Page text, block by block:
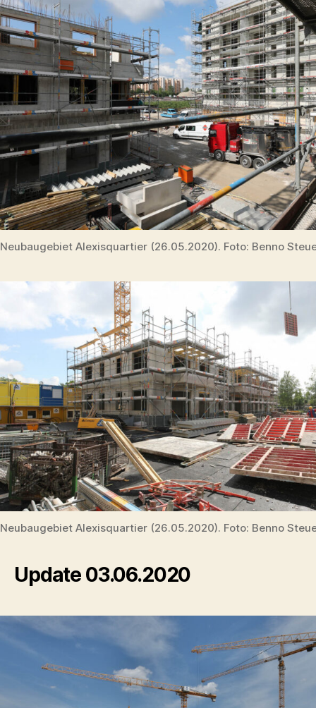
Neubaugebiet Alexisquartier (26.05.2020). Foto: Benno
Neubaugebiet Alexisquartier (26.05.2020). Foto: Benno
Update 03.06.2020